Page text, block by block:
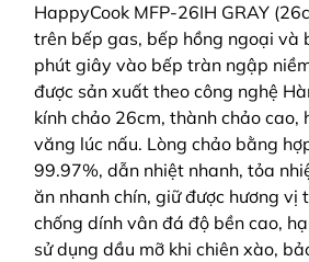
HappyCook MFP-26IH GRAY
trên bếp gas, bếp hồng ngoại và
phút giây vào bếp tràn ngập
được sản xuất theo công nghệ
kính chảo 26cm, thành chảo cao,
văng lúc nấu. Lòng chảo bằng
99.97%, dẫn nhiệt nhanh, tỏa
ăn nhanh chín, giữ được hương vị
chống dính vân đá độ bền cao,
sử dụng dầu mỡ khi chiên xào,